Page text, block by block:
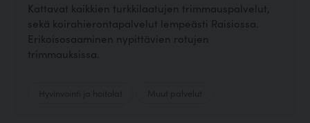
Kattavat kaikkien turkkilaatujen trimmauspalvelut,
sekä koirahierontapalvelut lempeästi Raisiossa.
Erikoisosaaminen nypittävien rotujen
trimmauksissa.